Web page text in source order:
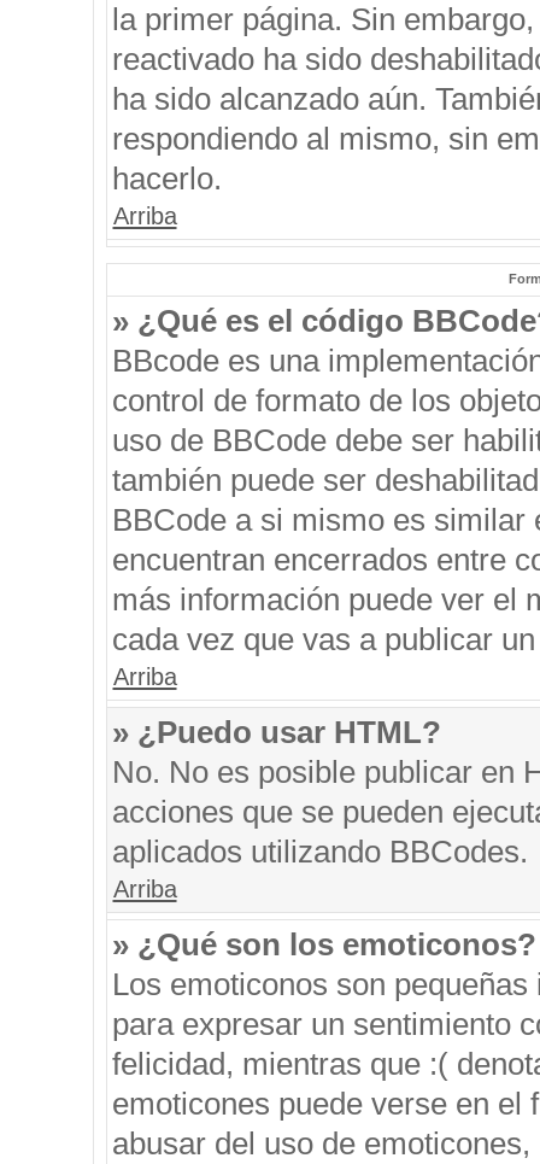
la primer página. Sin
reactivado ha sido
ha sido alcanzado aún.
respondiendo al mismo, sin
hacerlo.
Arriba
» ¿Qué es el código
BBcode es una
control de formato de los
uso de BBCode debe ser
también puede ser
BBCode a si mismo es
encuentran encerrados entre
más información puede ver el
cada vez que vas a publicar
Arriba
» ¿Puedo usar HTML?
No. No es posible publicar en
acciones que se pueden
aplicados utilizando BBCodes.
Arriba
» ¿Qué son los emoticonos?
Los emoticonos son
para expresar un sentimiento
felicidad, mientras que :(
emoticones puede verse en el
abusar del uso de